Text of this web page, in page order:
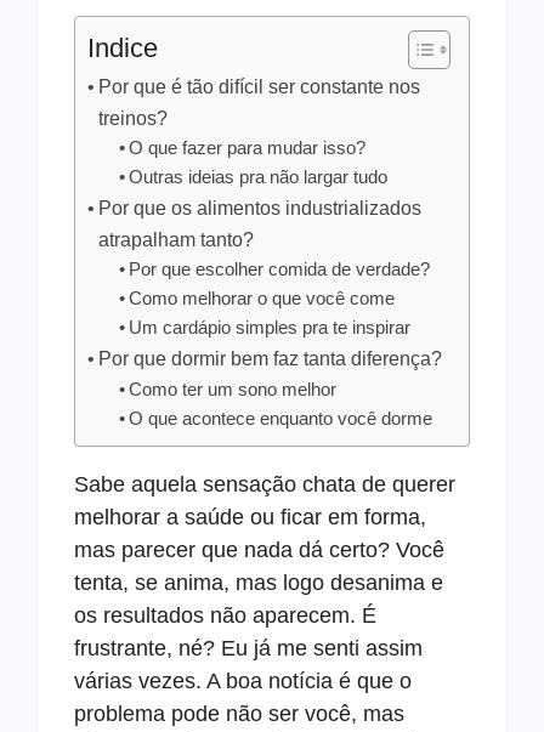
Indice
Por que é tão difícil ser constante nos
treinos?
O que fazer para mudar isso?
Outras ideias pra não largar tudo
Por que os alimentos industrializados
atrapalham tanto?
Por que escolher comida de verdade?
Como melhorar o que você come
Um cardápio simples pra te inspirar
Por que dormir bem faz tanta diferença?
Como ter um sono melhor
O que acontece enquanto você dorme
Sabe aquela sensação chata de querer
melhorar a saúde ou ficar em forma,
mas parecer que nada dá certo? Você
tenta, se anima, mas logo desanima e
os resultados não aparecem. É
frustrante, né? Eu já me senti assim
várias vezes. A boa notícia é que o
problema pode não ser você, mas